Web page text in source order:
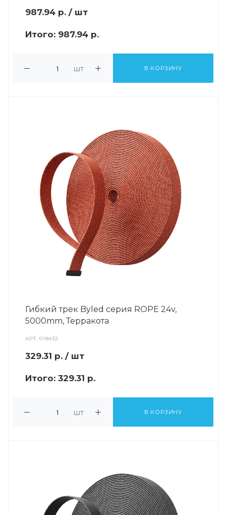
987.94 р. / шт
Итого: 987.94 р.
шт В КОРЗИНУ
Гибкий трек Byled серия ROPE 24v,
5000mm, Терракота
АРТ.018432
329.31 р. / шт
Итого: 329.31 р.
шт В КОРЗИНУ